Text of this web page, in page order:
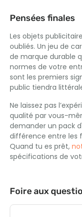
Pensées finales
Les objets
oubliés. Un jeu de
de marque durable
normes de votre
sont les premiers
public tiendra
Ne laissez pas
qualité par vous-
demander un pack
différence entre les
Quand tu es prêt,
spécifications de
Foire aux